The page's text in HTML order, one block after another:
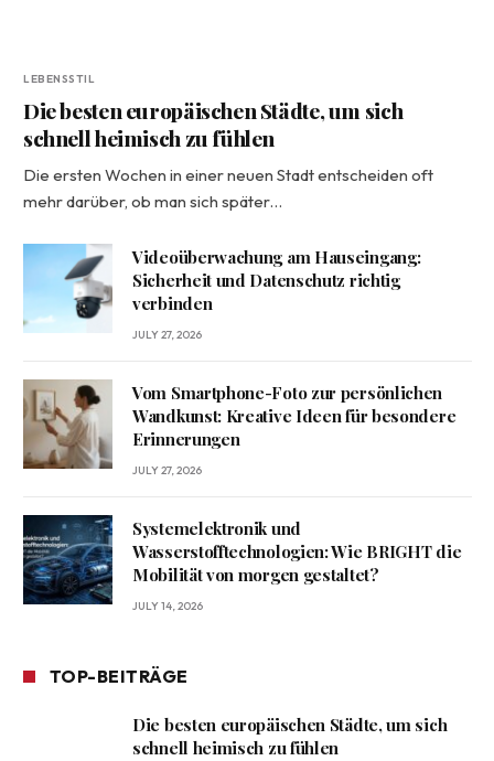
LEBENSSTIL
Die besten europäischen Städte, um sich
schnell heimisch zu fühlen
Die ersten Wochen in einer neuen Stadt entscheiden oft
mehr darüber, ob man sich später…
Videoüberwachung am Hauseingang:
Sicherheit und Datenschutz richtig
verbinden
JULY 27, 2026
Vom Smartphone-Foto zur persönlichen
Wandkunst: Kreative Ideen für besondere
Erinnerungen
JULY 27, 2026
Systemelektronik und
Wasserstofftechnologien: Wie BRIGHT die
Mobilität von morgen gestaltet?
JULY 14, 2026
TOP-BEITRÄGE
Die besten europäischen Städte, um sich
schnell heimisch zu fühlen